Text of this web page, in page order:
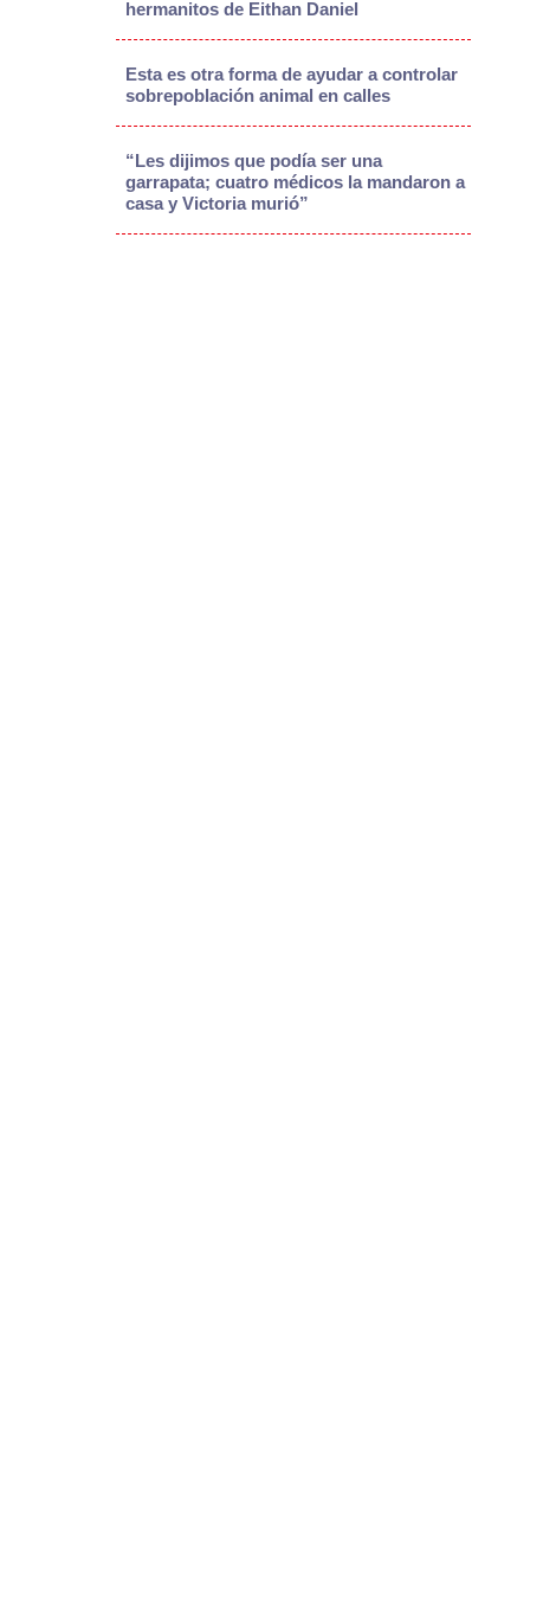
hermanitos de Eithan Daniel
Esta es otra forma de ayudar a controlar
sobrepoblación animal en calles
“Les dijimos que podía ser una
garrapata; cuatro médicos la mandaron a
casa y Victoria murió”